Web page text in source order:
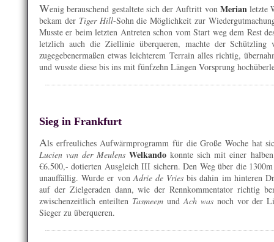
Wenig berauschend gestaltete sich der Auftritt von Merianletzte
bekam der Tiger Hill-Sohn die Möglichkeit zur
Musste er beim letzten Antreten schon vom Start weg dem Rest
letzlich auch die Ziellinie überqueren, machte der
zugegebenermaßen etwas leichterem Terrain alles richtig,
und wusste diese bis ins mit fünfzehn Längen Vorsprung
Sieg in Frankfurt
Als erfreuliches Aufwärmprogramm für die Große Woche hat
Lucien van der Meulens Welkando konnte sich mit einer
€6.500,- dotierten Ausgleich III sichern. Den Weg über die
unauffällig. Wurde er vonAdrie de Vries bis dahin im hinteren
auf der Zielgeraden dann, wie der Rennkommentator richtig
zwischenzeitlich enteilten TasmeemundAch wasnoch vor der
Sieger zu überqueren.